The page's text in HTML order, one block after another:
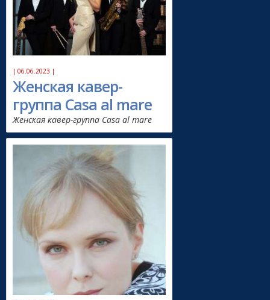
| 06.06.2023 |
Женская кавер-
группа Casa al mare
Женская кавер-группа Casa al mare